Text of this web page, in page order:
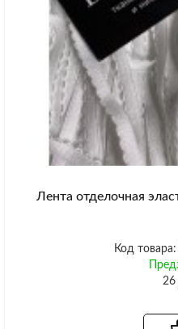
Лента отделочная
Код
26